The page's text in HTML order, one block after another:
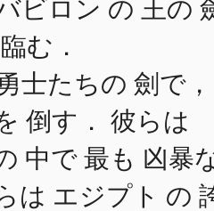
ビロン の 王の
む．
士たちの 劍で
倒す． 彼らは
中で 最も 凶暴
は エジプト の